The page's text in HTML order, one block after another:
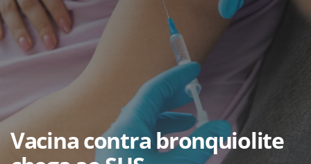
Vacina contra bronquiolite